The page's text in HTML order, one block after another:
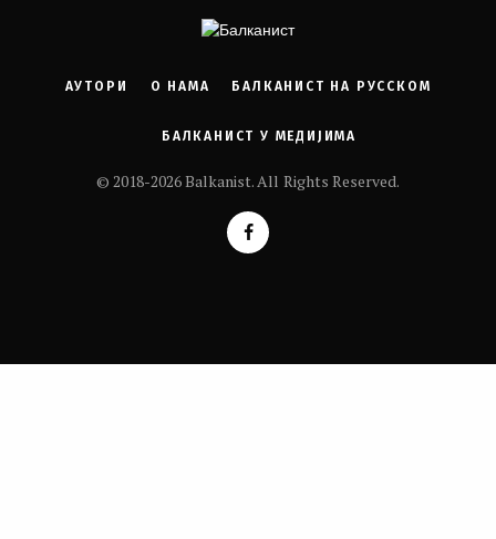
АУТОРИ О НАМА БАЛКАНИСТ НА РУССКОМ
БАЛКАНИСТ У МЕДИЈИМА
© 2018-2026 Balkanist. All Rights Reserved.